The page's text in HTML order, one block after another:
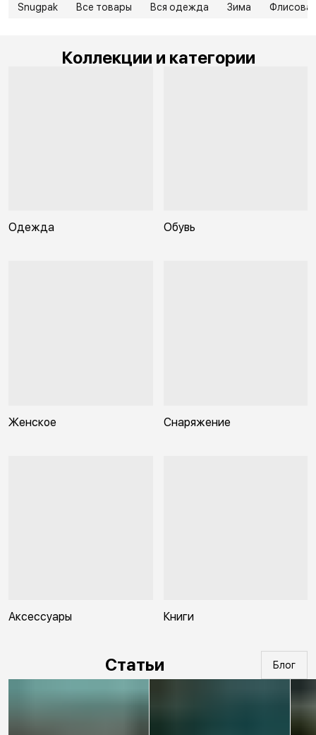
Snugpak Все товары Вся одежда Зима
Коллекции и категории
Одежда Обувь
Женское Снаряжение
Аксессуары Книги
Статьи Блог